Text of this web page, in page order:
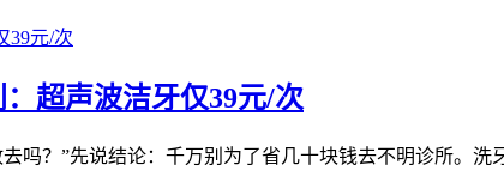
超声波洁牙仅39元/次
吗？”先说结论：千万别为了省几十块钱去不明诊所。